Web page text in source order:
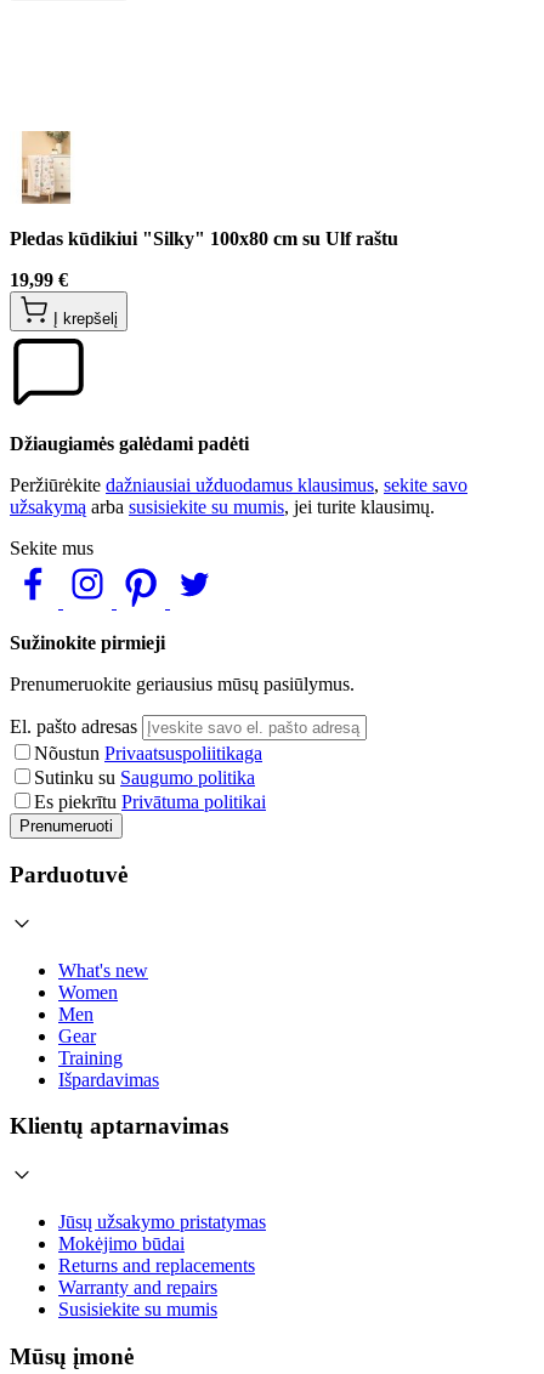
Pledas kūdikiui "Silky" 100x80 cm su Ulf raštu
19,99 €
Į krepšelį
Džiaugiamės galėdami padėti
Peržiūrėkite dažniausiai užduodamus klausimus, sekite savo
užsakymą arba susisiekite su mumis, jei turite klausimų.
Sekite mus
Sužinokite pirmieji
Prenumeruokite geriausius mūsų pasiūlymus.
El. pašto adresas
Nõustun Privaatsuspoliitikaga
Sutinku su Saugumo politika
Es piekrītu Privātuma politikai
Prenumeruoti
Parduotuvė
What's new
Women
Men
Gear
Training
Išpardavimas
Klientų aptarnavimas
Jūsų užsakymo pristatymas
Mokėjimo būdai
Returns and replacements
Warranty and repairs
Susisiekite su mumis
Mūsų įmonė